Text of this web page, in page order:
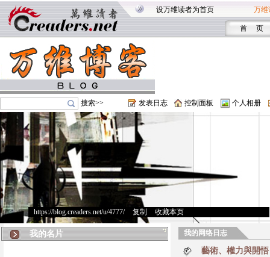
设万维读者为首页 万维
首 页
搜索>> 发表日志 控制面板 个人相册
https://blog.creaders.net/u/4777/> 复制 收藏本页
我的名片 我的网络日志
藝術、權力與開悟